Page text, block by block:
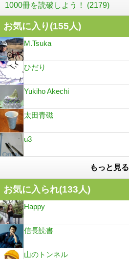
1000冊を読破しよう！ (2179)
お気に入り(155人)
M.Tsuka
ひだり
Yukiho Akechi
太田青磁
u3
もっと見る
お気に入られ(133人)
Happy
信長読書
山のトンネル